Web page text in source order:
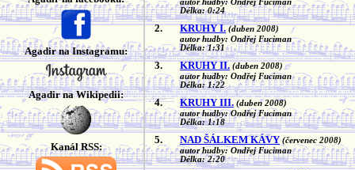
Agadir na Instagramu:
Agadir na Wikipedii:
Kanál RSS:
autor hudby: Ondřej Fuciman
Délka: 0:24
2. KRUHY I. (duben 2008)
autor hudby: Ondřej Fuciman
Délka: 1:31
3. KRUHY II. (duben 2008)
autor hudby: Ondřej Fuciman
Délka: 1:22
4. KRUHY III. (duben 2008)
autor hudby: Ondřej Fuciman
Délka: 1:18
5. NAD ŠÁLKEM KÁVY (červenec 2008)
autor hudby: Ondřej Fuciman
Délka: 2:20